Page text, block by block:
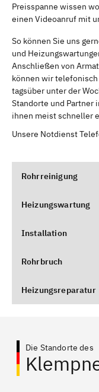
Preisspanne wissen
einen Videoanruf mit
So können Sie uns
und
Anschließen von
können wir
tagsüber unter der
Standorte und Partner
ihnen meist schneller
Unsere Notdienst
Rohrreinigung
Heizungswartung
Installation
Rohrbruch
Heizungsreparatur
Die Standorte des